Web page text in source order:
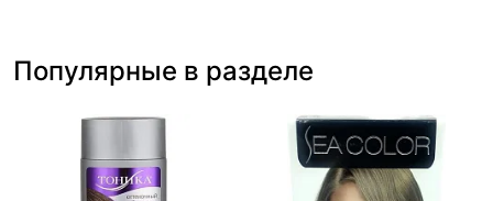
Популярные в разделе